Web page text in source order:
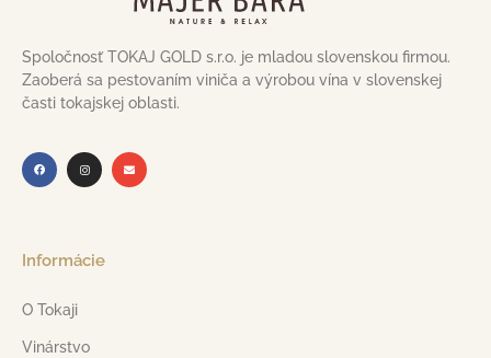
Spoločnosť TOKAJ GOLD s.r.o. je mladou slovenskou firmou.
Zaoberá sa pestovaním viniča a výrobou vína v slovenskej
časti tokajskej oblasti.
Informácie
O Tokaji
Vinárstvo